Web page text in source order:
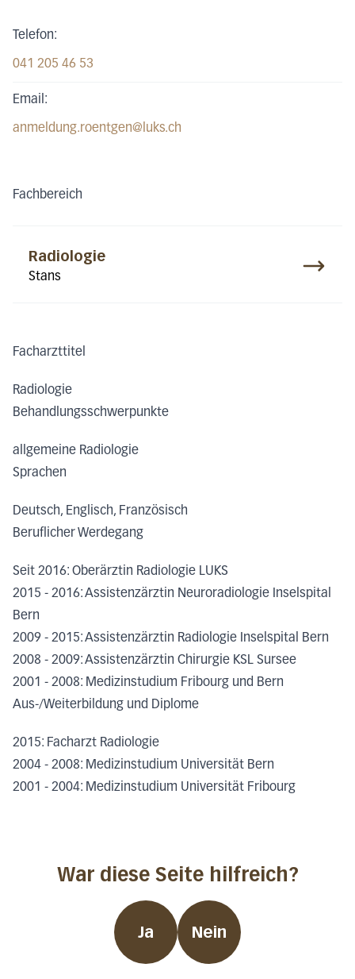
Telefon:
041 205 46 53
Email:
anmeldung.roentgen@luks.ch
Fachbereich
Radiologie
Stans
Facharzttitel
Radiologie
Behandlungsschwerpunkte
allgemeine Radiologie
Sprachen
Deutsch, Englisch, Französisch
Beruflicher Werdegang
Seit 2016: Oberärztin Radiologie LUKS
2015 - 2016: Assistenzärztin Neuroradiologie Inselspital
Bern
2009 - 2015: Assistenzärztin Radiologie Inselspital Bern
2008 - 2009: Assistenzärztin Chirurgie KSL Sursee
2001 - 2008: Medizinstudium Fribourg und Bern
Aus-/Weiterbildung und Diplome
2015: Facharzt Radiologie
2004 - 2008: Medizinstudium Universität Bern
2001 - 2004: Medizinstudium Universität Fribourg
War diese Seite hilfreich?
Ja Nein